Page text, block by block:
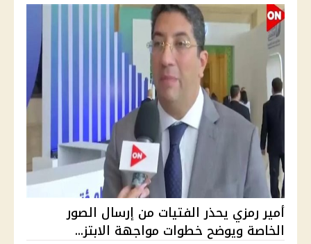
أمير رمزي يحذر الفتيات من إرسال الصور
الخاصة ويوضح خطوات مواجهة الابتز...